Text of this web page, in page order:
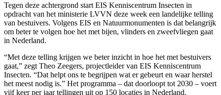
Tegen deze achtergrond start EIS Kenniscentrum Insecten in
opdracht van het ministerie LVVN deze week een landelijke telling
van bestuivers. Volgens EIS en Natuurmonumenten is dat belangrijk
om beter te volgen hoe het met bijen, vlinders en zweefvliegen gaat
in Nederland.
“Met deze telling krijgen we beter inzicht in hoe het met bestuivers
gaat,” zegt Theo Zeegers, projectleider van EIS Kenniscentrum
Insecten. “Dat helpt ons te begrijpen wat er gebeurt en waar herstel
het meest nodig is.” Het programma – dat doorloopt tot 2030 – voert
vijf keer per jaar tellingen uit op 150 locaties in Nederland.